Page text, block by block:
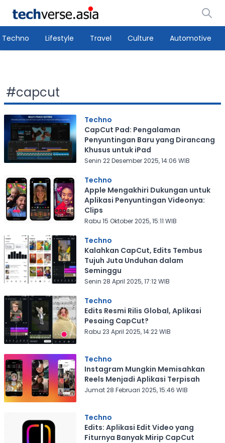
Techno Lifestyle Travel Culture Automotive
#capcut
Techno
CapCut Pad: Pengalaman
Penyuntingan Baru yang Dirancang
Khusus untuk iPad
Senin 22 Desember 2025, 14:06 WIB
Techno
Apple Mengakhiri Dukungan untuk
Aplikasi Penyuntingan Videonya:
Clips
Rabu 15 Oktober 2025, 15:11 WIB
Techno
Kalahkan CapCut, Edits Tembus
Tujuh Juta Unduhan dalam
Seminggu
Senin 28 April 2025, 17:12 WIB
Techno
Edits Resmi Rilis Global, Aplikasi
Pesaing CapCut?
Rabu 23 April 2025, 14:22 WIB
Techno
Instagram Mungkin Memisahkan
Reels Menjadi Aplikasi Terpisah
Jumat 28 Februari 2025, 15:46 WIB
Techno
Edits: Aplikasi Edit Video yang
Fiturnya Banyak Mirip CapCut